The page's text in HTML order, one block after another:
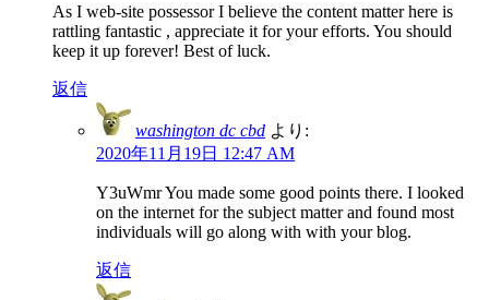
As I web-site possessor I believe the content matter here is
rattling fantastic , appreciate it for your efforts. You should
keep it up forever! Best of luck.
返信
washington dc cbd より:
2020年11月19日 12:47 AM
Y3uWmr You made some good points there. I looked
on the internet for the subject matter and found most
individuals will go along with with your blog.
返信